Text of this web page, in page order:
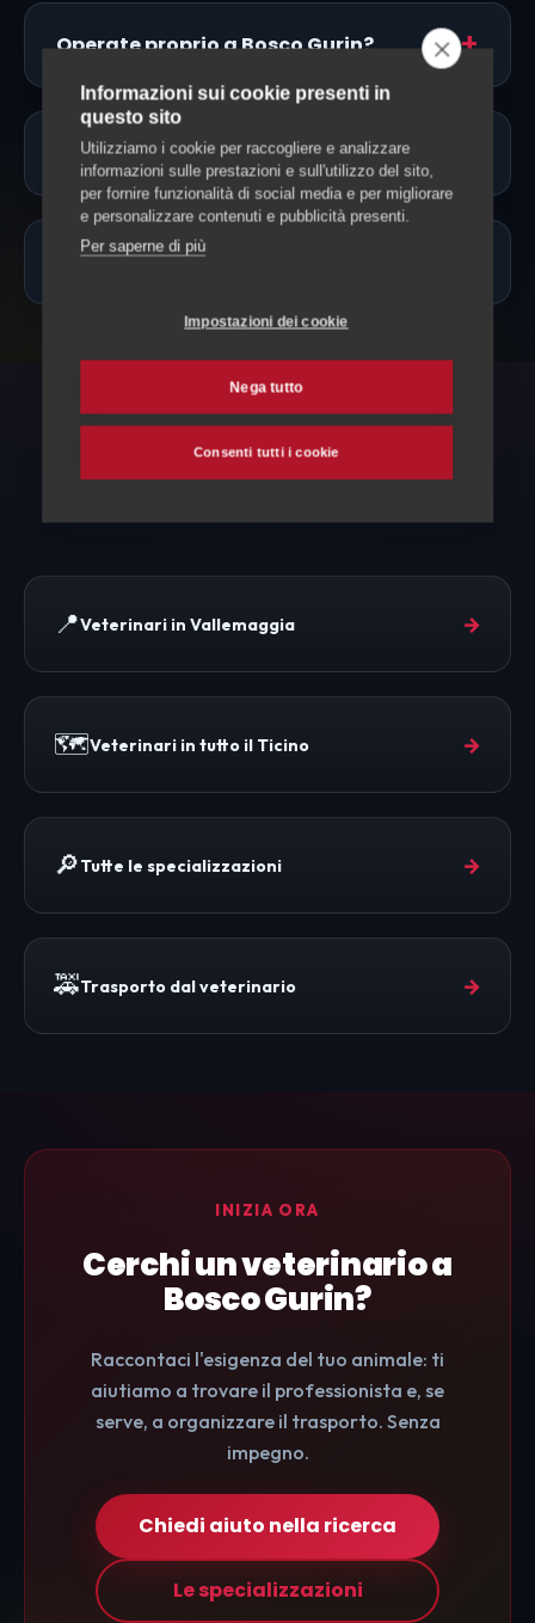
Operate proprio a Bosco Gurin?
Potete accompagnare il mio animale?
Quanto costa?
POTREBBE SERVIRTI
Esplora anche
📍Veterinari in Vallemaggia →
🗺️Veterinari in tutto il Ticino →
🔎Tutte le specializzazioni →
🚕Trasporto dal veterinario →
INIZIA ORA
Cerchi un veterinario a
Bosco Gurin?
Raccontaci l'esigenza del tuo animale: ti
aiutiamo a trovare il professionista e, se
serve, a organizzare il trasporto. Senza
impegno.
Chiedi aiuto nella ricerca
Le specializzazioni
Informazioni sui cookie presenti in
questo sito
Utilizziamo i cookie per raccogliere e analizzare
informazioni sulle prestazioni e sull'utilizzo del sito,
per fornire funzionalità di social media e per migliorare
e personalizzare contenuti e pubblicità presenti.
Per saperne di più
Impostazioni dei cookie
Nega tutto
Consenti tutti i cookie